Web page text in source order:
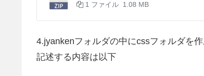
1 ファイル 1.08 MB
4.jyankenフォルダの中にcssフォルダを
記述する内容は以下